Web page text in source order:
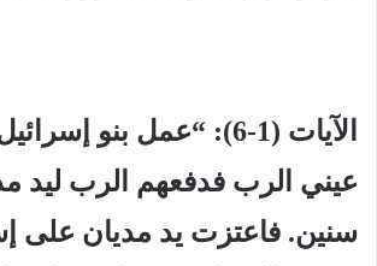
الآيات (1-6): “عمل بنو
عيني الرب فدفعهم الرب ليد
سنين. فاعتزت يد مديان على